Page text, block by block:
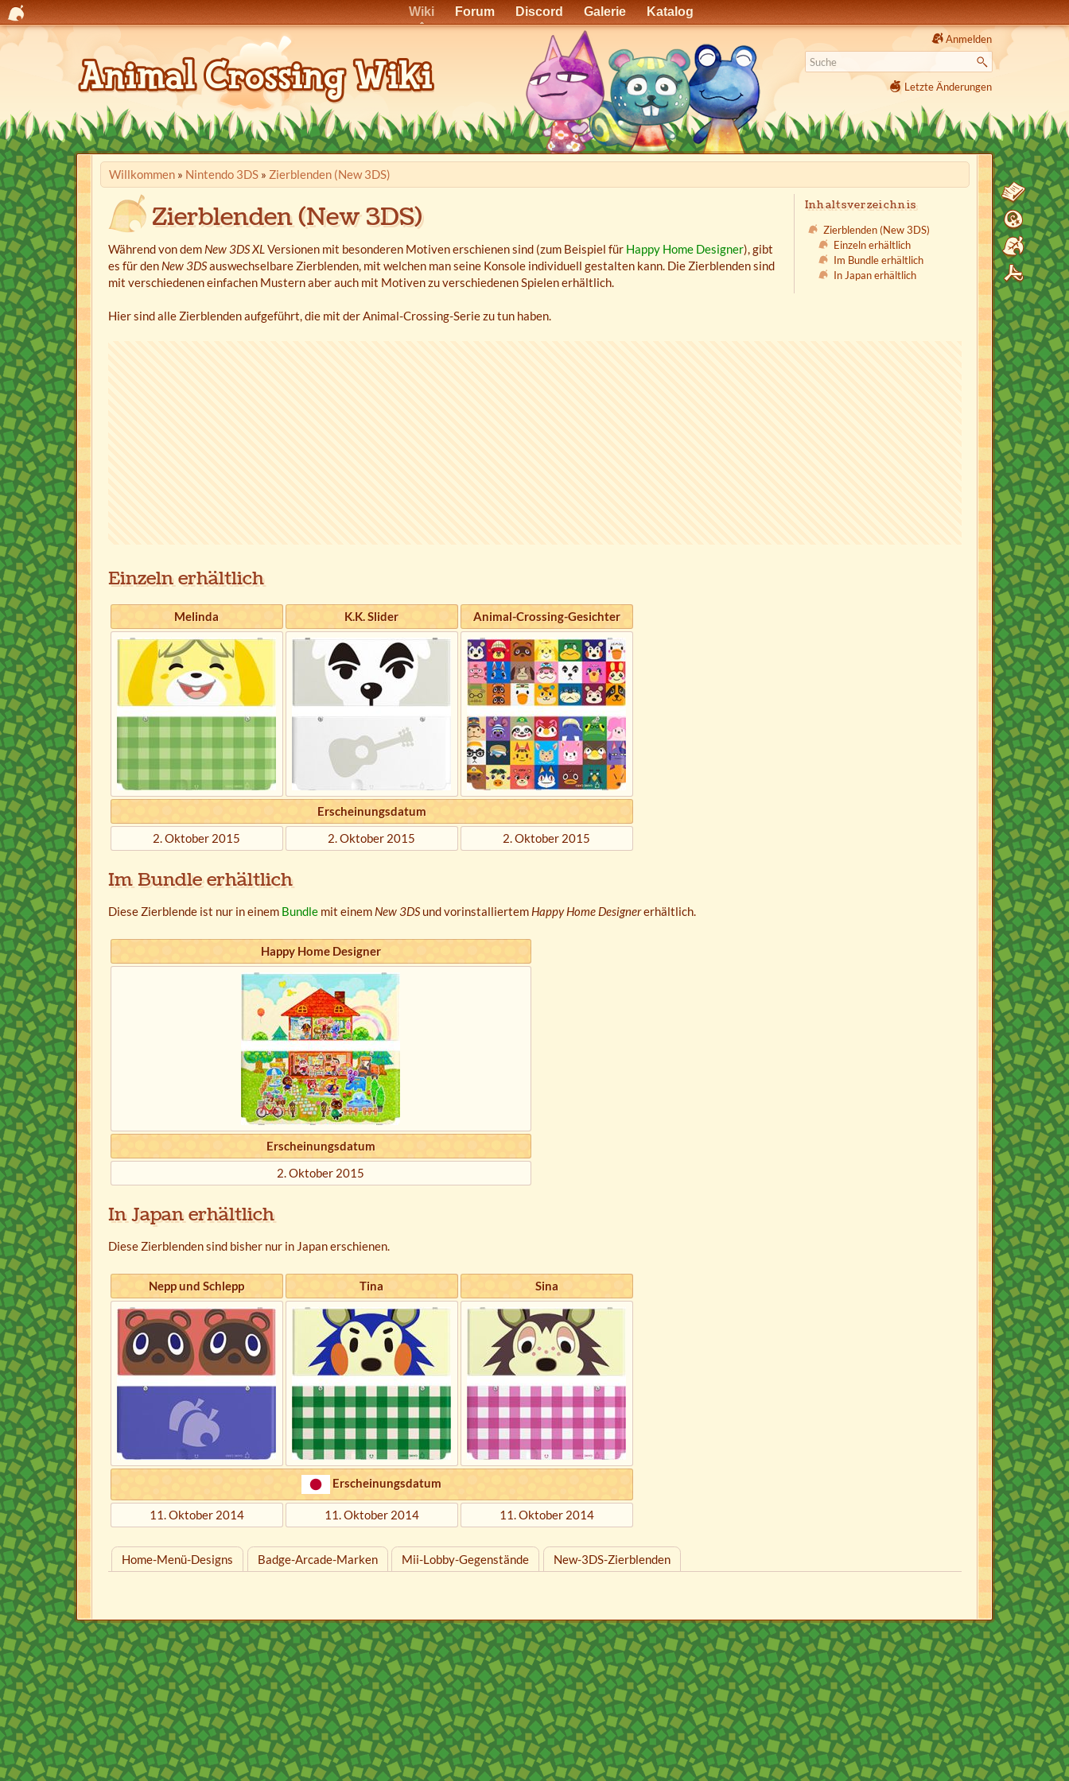
Wiki Forum Discord Galerie Katalog
Anmelden
Letzte Änderungen
Willkommen» Nintendo 3DS» Zierblenden (New 3DS)
Inhaltsverzeichnis
Zierblenden (New 3DS)
Einzeln erhältlich
Im Bundle erhältlich
In Japan erhältlich
Zierblenden (New 3DS)
Während von dem New 3DS XLVersionen mit besonderen Motiven erschienen sind (zum Beispiel für Happy Home Designer), gibt
es für den New 3DSauswechselbare Zierblenden, mit welchen man seine Konsole individuell gestalten kann. Die Zierblenden sind
mit verschiedenen einfachen Mustern aber auch mit Motiven zu verschiedenen Spielen erhältlich.
Hier sind alle Zierblenden aufgeführt, die mit der Animal-Crossing-Serie zu tun haben.
Einzeln erhältlich
Melinda K.K. Slider Animal-Crossing-Gesichter
Erscheinungsdatum
2. Oktober 2015
2. Oktober 2015 2. Oktober 2015
Im Bundle erhältlich
Diese Zierblende ist nur in einem Bundlemit einem New 3DSund vorinstalliertem Happy Home Designererhältlich.
Happy Home Designer
Erscheinungsdatum
2. Oktober 2015
In Japan erhältlich
Diese Zierblenden sind bisher nur in Japan erschienen.
Nepp und Schlepp Tina Sina
Erscheinungsdatum
11. Oktober 2014 11. Oktober 2014 11. Oktober 2014
Home-Menü-Designs Badge-Arcade-Marken Mii-Lobby-Gegenstände New-3DS-Zierblenden